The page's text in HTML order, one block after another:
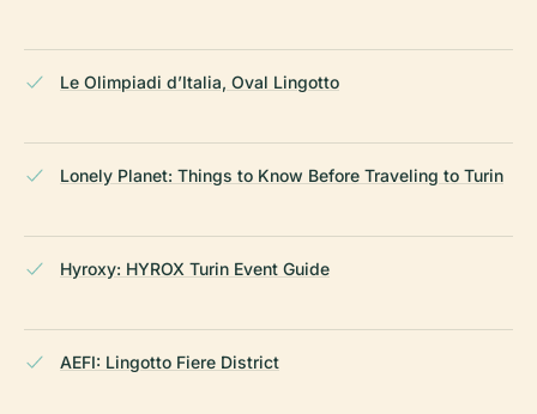
Le Olimpiadi d’Italia, Oval Lingotto
Lonely Planet: Things to Know Before Traveling to Turin
Hyroxy: HYROX Turin Event Guide
AEFI: Lingotto Fiere District